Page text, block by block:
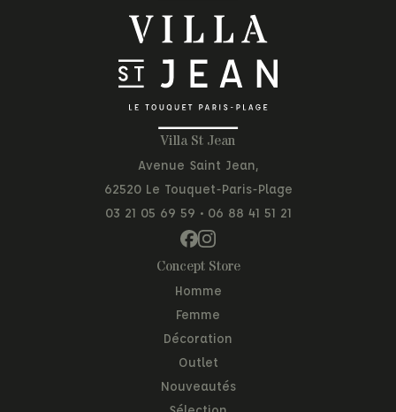
Villa St Jean
Avenue Saint Jean,
62520 Le Touquet-Paris-Plage
03 21 05 69 59 • 06 88 41 51 21
Concept Store
Homme
Femme
Décoration
Outlet
Nouveautés